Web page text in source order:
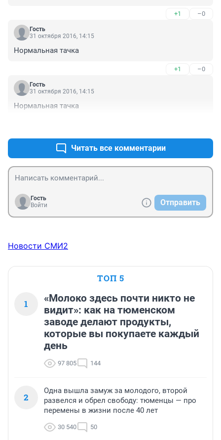
+1 –0
Гость
31 октября 2016, 14:15
Нормальная тачка
+1 –0
Гость
31 октября 2016, 14:15
Нормальная тачка
Читать все комментарии
Гость
Войти
Отправить
Новости СМИ2
ТОП 5
1
«Молоко здесь почти никто не
видит»: как на тюменском
заводе делают продукты,
которые вы покупаете каждый
день
97 805 144
2
Одна вышла замуж за молодого, второй
развелся и обрел свободу: тюменцы — про
перемены в жизни после 40 лет
30 540 50